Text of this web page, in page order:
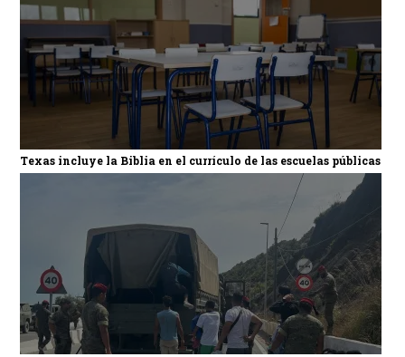
Texas incluye la Biblia en el currículo de las escuelas públicas